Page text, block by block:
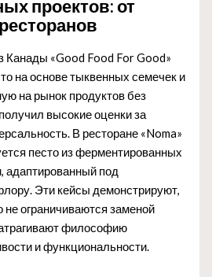
проектов: от
Канады «Good Food For Good»
на основе тыквенных семечек и
на рынок продуктов без
высокие оценки за
В ресторане «Noma»
песто из ферментированных
адаптированный под
Эти кейсы демонстрируют,
не ограничиваются заменой
философию
и функциональности.